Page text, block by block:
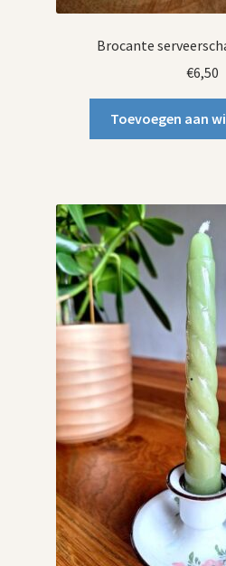
Brocante
€6,50
Toevoegen aan